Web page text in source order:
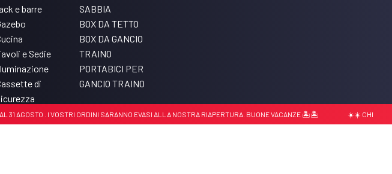
e barre
e Sedie
di
per Pro
Rack
SABBIA
BOX DA TETTO
BOX DA GANCIO
TRAINO
PORTABICI PER
GANCIO TRAINO
. I VOSTRI ORDINI SARANNO EVASI ALLA NOSTRA RIAPERTURA. BUONE VACANZE 🏝️🏝️ ☀️☀️ CHIUSURA